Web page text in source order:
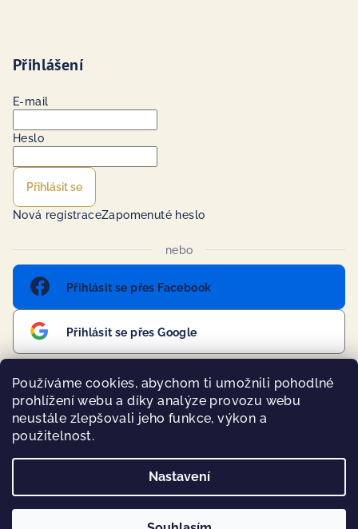
Používáme cookies, abychom ti umožnili pohodlné
prohlížení webu a díky analýze provozu webu
neustále zlepšovali jeho funkce, výkon a
použitelnost.
Nastavení
Přihlášení
E-mail
Heslo
Přihlásit se
Nová registraceZapomenuté heslo
nebo
Přihlásit se přes Facebook
Přihlásit se přes Google
Přijímáme online platby